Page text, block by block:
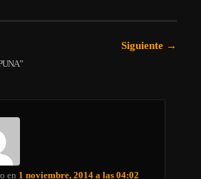
Siguiente →
”
en 1 noviembre, 2014 a las 04:02